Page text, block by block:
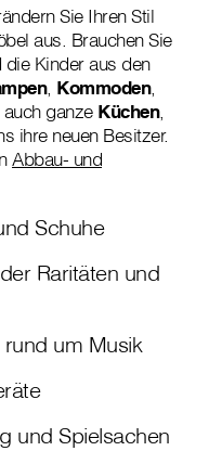
Sie Ihren Stil
aus. Brauchen Sie
Kinder aus den
, Kommoden,
auch ganze Küchen,
ihre neuen Besitzer.
Abbau- und
Schuhe
Raritäten und
um Musik
und Spielsachen